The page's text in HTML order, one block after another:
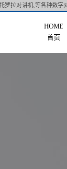
罗拉对讲机,等各种数字
首页